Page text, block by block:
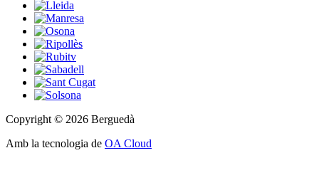
Copyright © 2026 Berguedà
Amb la tecnologia de OA Cloud